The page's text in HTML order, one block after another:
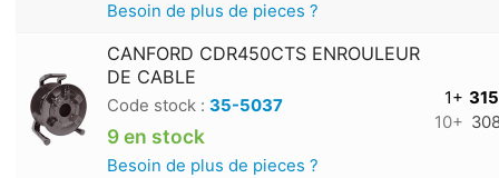
Besoin de plus de pieces ?
CANFORD CDR450CTS ENROULEUR
DE CABLE
Code stock : 35-5037
9 en stock
Besoin de plus de pieces ?
1+
10+